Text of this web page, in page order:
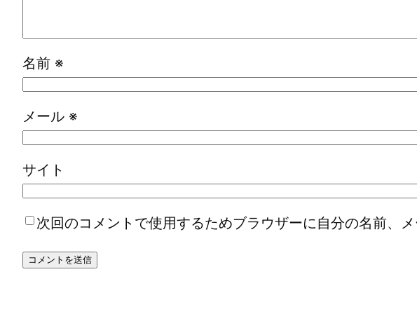
名前 ※
メール ※
サイト
次回のコメントで使用するためブラウザーに自分の名前、